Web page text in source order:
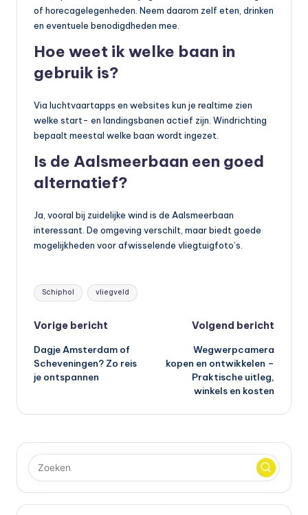
of horecagelegenheden. Neem daarom zelf eten, drinken
en eventuele benodigdheden mee.
Hoe weet ik welke baan in
gebruik is?
Via luchtvaartapps en websites kun je realtime zien
welke start- en landingsbanen actief zijn. Windrichting
bepaalt meestal welke baan wordt ingezet.
Is de Aalsmeerbaan een goed
alternatief?
Ja, vooral bij zuidelijke wind is de Aalsmeerbaan
interessant. De omgeving verschilt, maar biedt goede
mogelijkheden voor afwisselende vliegtuigfoto’s.
Tags:
Schiphol vliegveld
Bericht
navigatie
Vorige bericht
Dagje Amsterdam of
Scheveningen? Zo reis
je ontspannen
Volgend bericht
Wegwerpcamera
kopen en ontwikkelen –
Praktische uitleg,
winkels en kosten